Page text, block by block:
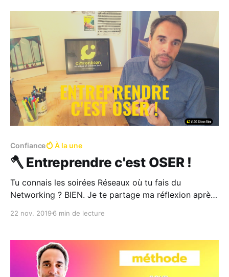
stagne. La cause n°1 ? Tu
Confiance À la une
🪓 Entreprendre c'est OSER !
Tu connais les soirées Réseaux où tu fais du
Networking ? BIEN. Je te partage ma réflexion après
entrepreneurial local... J'ai nommé la cérémonie des
2019 ! Ce que je
22 nov. 2019 6 min de lecture